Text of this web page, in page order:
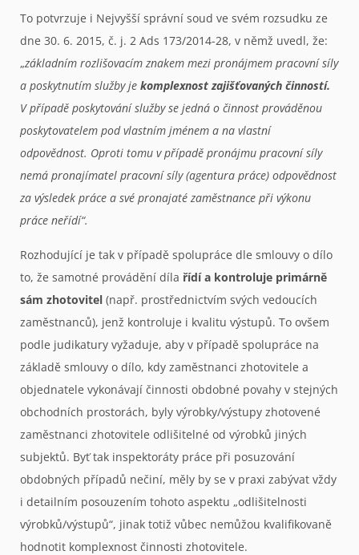
To potvrzuje i Nejvyšší správní soud ve svém rozsudku ze
dne 30. 6. 2015, č. j. 2 Ads 173/2014-28, v němž uvedl, že:
„základním rozlišovacím znakem mezi pronájmem pracovní síly
a poskytnutím služby je komplexnost zajišťovaných činností.
V případě poskytování služby se jedná o činnost prováděnou
poskytovatelem pod vlastním jménem a na vlastní
odpovědnost. Oproti tomu v případě pronájmu pracovní síly
nemá pronajímatel pracovní síly (agentura práce) odpovědnost
za výsledek práce a své pronajaté zaměstnance při výkonu
práce neřídí“.
Rozhodující je tak v případě spolupráce dle smlouvy o dílo
to, že samotné provádění díla řídí a kontroluje primárně
sám zhotovitel (např. prostřednictvím svých vedoucích
zaměstnanců), jenž kontroluje i kvalitu výstupů. To ovšem
podle judikatury vyžaduje, aby v případě spolupráce na
základě smlouvy o dílo, kdy zaměstnanci zhotovitele a
objednatele vykonávají činnosti obdobné povahy v stejných
obchodních prostorách, byly výrobky/výstupy zhotovené
zaměstnanci zhotovitele odlišitelné od výrobků jiných
subjektů. Byť tak inspektoráty práce při posuzování
obdobných případů nečiní, měly by se v praxi zabývat vždy
i detailním posouzením tohoto aspektu „odlišitelnosti
výrobků/výstupů“, jinak totiž vůbec nemůžou kvalifikovaně
hodnotit komplexnost činnosti zhotovitele.